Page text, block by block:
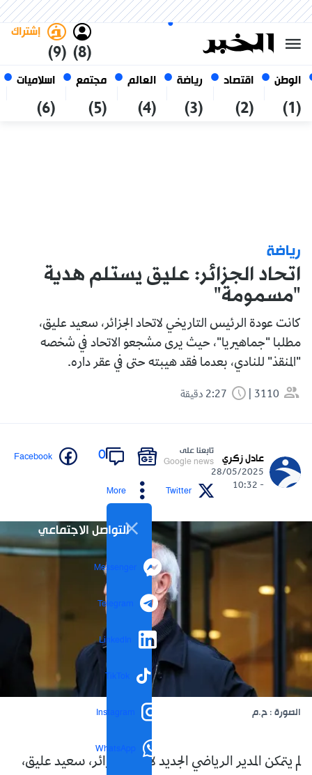
الوطن
(1)
اقتصاد
(2)
رياضة
(3)
العالم
(4)
مجتمع
(5)
اسلاميات
(6)
(8)
إشتراك
(9)
07 أغسطس 2026
الجزائر
رياضة
اتحاد الجزائر: عليق يستلم هدية
"مسمومة"
كانت عودة الرئيس التاريخي لاتحاد الجزائر، سعيد عليق،
مطلبا "جماهيريا"، حيث يرى مشجعو الاتحاد في شخصه
"المنقذ" للنادي، بعدما فقد هيبته حتى في عقر داره.
3110
عادل زكري
28/05/2025
- 10:32
تابعنا على
Google news
0
Facebook
Twitter
More
التواصل الاجتماعي
Messenger
Telegram
LinkedIn
TikTok
Instagram
WhatsApp
الصورة : ح.م
لم يتمكن المدير الرياضي الجديد لاتحاد الجزائر، سعيد عليق،